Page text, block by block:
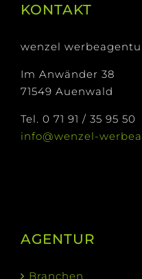
KONTAKT
wenzel
Im Anwänder 38
71549 Auenwald
Tel. 0 71 91 / 35 95 50
info@wenzel-
AGENTUR
Branchen